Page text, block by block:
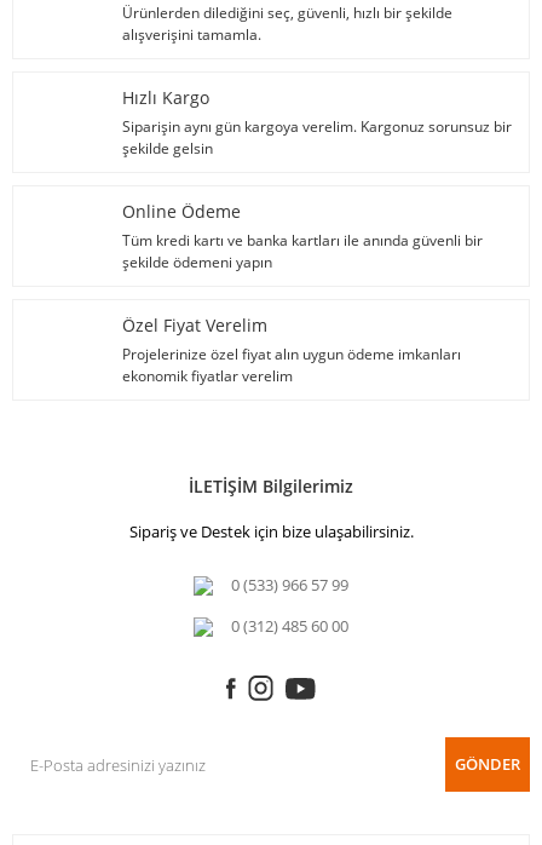
Ürünlerden dilediğini seç, güvenli, hızlı bir şekilde
alışverişini tamamla.
Hızlı Kargo
Siparişin aynı gün kargoya verelim. Kargonuz sorunsuz bir
şekilde gelsin
Online Ödeme
Tüm kredi kartı ve banka kartları ile anında güvenli bir
şekilde ödemeni yapın
Özel Fiyat Verelim
Projelerinize özel fiyat alın uygun ödeme imkanları
ekonomik fiyatlar verelim
İLETİŞİM Bilgilerimiz
Sipariş ve Destek için bize ulaşabilirsiniz.
0 (533) 966 57 99
0 (312) 485 60 00
GÖNDER